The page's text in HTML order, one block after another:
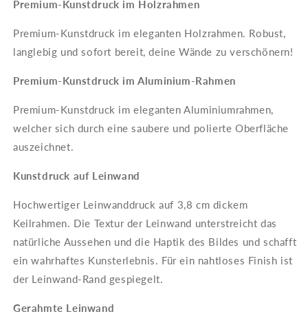
Premium-Kunstdruck im Holzrahmen
Premium-Kunstdruck im eleganten Holzrahmen. Robust,
langlebig und sofort bereit, deine Wände zu verschönern!
Premium-Kunstdruck im Aluminium-Rahmen
Premium-Kunstdruck im eleganten Aluminiumrahmen,
welcher sich durch eine saubere und polierte Oberfläche
auszeichnet.
Kunstdruck auf Leinwand
Hochwertiger Leinwanddruck auf 3,8 cm dickem
Keilrahmen. Die Textur der Leinwand unterstreicht das
natürliche Aussehen und die Haptik des Bildes und schafft
ein wahrhaftes Kunsterlebnis. Für ein nahtloses Finish ist
der Leinwand-Rand gespiegelt.
Gerahmte Leinwand